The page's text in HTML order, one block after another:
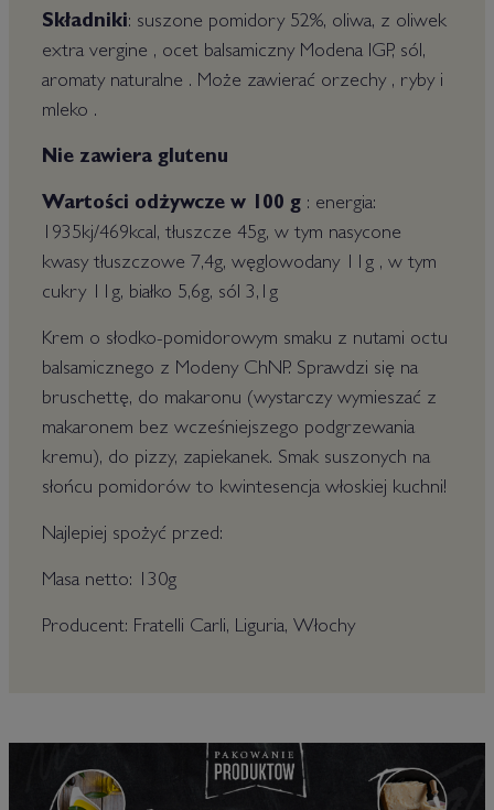
Składniki: suszone pomidory 52%, oliwa, z oliwek
extra vergine , ocet balsamiczny Modena IGP, sól,
aromaty naturalne . Może zawierać orzechy , ryby i
mleko .
Nie zawiera glutenu
Wartości odżywcze w 100 g : energia:
1935kj/469kcal, tłuszcze 45g, w tym nasycone
kwasy tłuszczowe 7,4g, węglowodany 11g , w tym
cukry 11g, białko 5,6g, sól 3,1g
Krem o słodko-pomidorowym smaku z nutami octu
balsamicznego z Modeny ChNP. Sprawdzi się na
bruschettę, do makaronu (wystarczy wymieszać z
makaronem bez wcześniejszego podgrzewania
kremu), do pizzy, zapiekanek. Smak suszonych na
słońcu pomidorów to kwintesencja włoskiej kuchni!
Najlepiej spożyć przed:
Masa netto: 130g
Producent: Fratelli Carli, Liguria, Włochy